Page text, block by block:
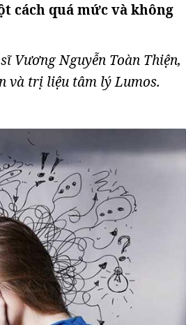
cách quá mức và không
Vương Nguyễn Toàn Thiện,
và trị liệu tâm lý Lumos.